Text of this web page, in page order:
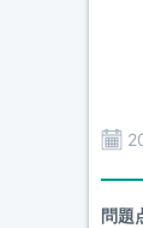
問題